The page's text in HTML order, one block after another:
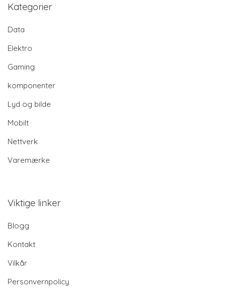
Kategorier
Data
Elektro
Gaming
komponenter
Lyd og bilde
Mobilt
Nettverk
Varemærke
Viktige linker
Blogg
Kontakt
Vilkår
Personvernpolicy